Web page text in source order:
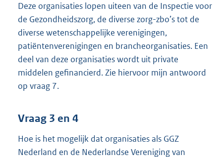
Deze organisaties lopen uiteen van de Inspectie voor
de Gezondheidszorg, de diverse zorg-zbo’s tot de
diverse wetenschappelijke verenigingen,
patiëntenverenigingen en brancheorganisaties. Een
deel van deze organisaties wordt uit private
middelen gefinancierd. Zie hiervoor mijn antwoord
op vraag 7.
Vraag 3 en 4
Hoe is het mogelijk dat organisaties als GGZ
Nederland en de Nederlandse Vereniging van